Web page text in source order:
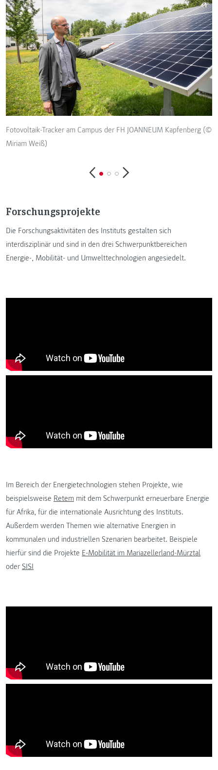
Fotovoltaik-Tracker am Campus der FH JOANNEUM Kapfenberg (©
Miriam Weiß)
Forschungsprojekte
Die Forschungsaktivitäten des Instituts gestalten sich
interdisziplinär und sind in den drei Schwerpunktbereichen
Energie-, Mobilität- und Umwelttechnologien angesiedelt.
Im Bereich der Energietechnologien stehen Projekte, wie
beispielsweise Retem mit dem Schwerpunkt erneuerbare Energie
für Afrika, für die internationale Ausrichtung des Instituts.
Außerdem werden Themen wie alternative Energien in
kommunalen und industriellen Szenarien bearbeitet. Beispiele
hierfür sind die Projekte E-Mobilität im Mariazellerland-Mürztal
oder SISI